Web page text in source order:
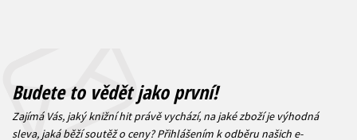
Budete to vědět jako první!
Zajímá Vás, jaký knižní hit právě vychází, na jaké zboží je výhodná
sleva, jaká běží soutěž o ceny? Přihlášením k odběru našich e-